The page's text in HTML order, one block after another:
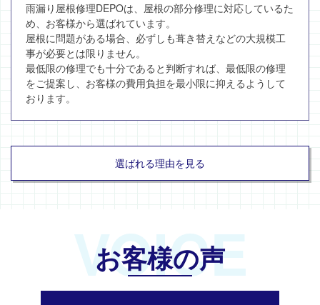
雨漏り屋根修理DEPOは、屋根の部分修理に対応しているた
め、お客様から選ばれています。
屋根に問題がある場合、必ずしも葺き替えなどの大規模工
事が必要とは限りません。
最低限の修理でも十分であると判断すれば、最低限の修理
をご提案し、お客様の費用負担を最小限に抑えるようして
おります。
選ばれる理由を見る
VOICE
お客様の声